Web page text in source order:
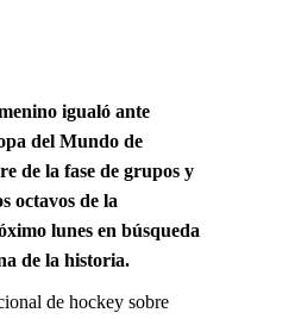
igualó ante
del Mundo de
de la fase de grupos y
octavos de la
lunes en búsqueda
de la historia.
de hockey sobre